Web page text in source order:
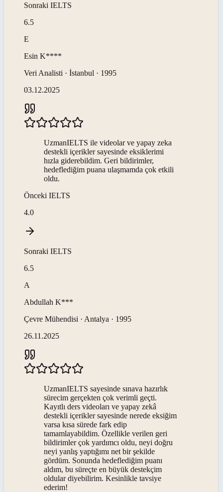
Sonraki IELTS
6.5
E
Esin K****
Veri Analisti · İstanbul · 1995
03.12.2025
UzmanIELTS ile videolar ve yapay zeka
destekli içerikler sayesinde eksiklerimi
hızla giderebildim. Geri bildirimler,
hedeflediğim puana ulaşmamda çok etkili
oldu.
Önceki IELTS
4.0
Sonraki IELTS
6.5
A
Abdullah K***
Çevre Mühendisi · Antalya · 1995
26.11.2025
UzmanIELTS sayesinde sınava hazırlık
sürecim gerçekten çok verimli geçti.
Kayıtlı ders videoları ve yapay zekâ
destekli içerikler sayesinde nerede eksiğim
varsa kısa sürede fark edip
tamamlayabildim. Özellikle verilen geri
bildirimler çok yardımcı oldu, neyi doğru
neyi yanlış yaptığımı net bir şekilde
gördüm. Sonunda hedeflediğim puanı
aldım, bu süreçte en büyük destekçim
oldular diyebilirim. Kesinlikle tavsiye
ederim!